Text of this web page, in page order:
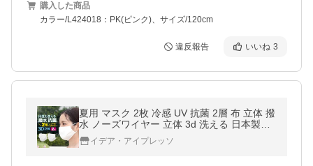
購入した商品
カラー/L424018：PK(ピンク)、サイズ/120cm
違反報告 いいね 3
夏用 マスク 2枚 冷感 UV 抗菌 2層 布 立体 撥
水 ノーズワイヤー 立体 3d 洗える 日本製抗
菌繊維 敏感肌 小さめ or普通 個包装 アジャ
スターイデア・アイプレッソ